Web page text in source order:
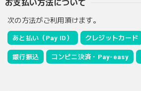
お支払い方法について
次の方法がご利用頂けます。
あと払い（Pay ID） クレジットカード
銀行振込 コンビニ決済・Pay-easy